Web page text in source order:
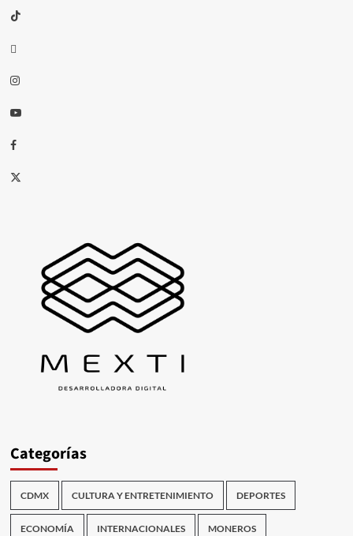
TikTok
threads
Instagram
Youtube
Facebook
X
Categorías
CDMX CULTURA Y ENTRETENIMIENTO DEPORTES
ECONOMÍA INTERNACIONALES MONEROS